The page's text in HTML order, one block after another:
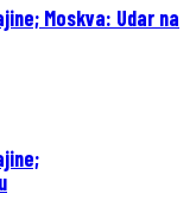
Moskva: Udar na